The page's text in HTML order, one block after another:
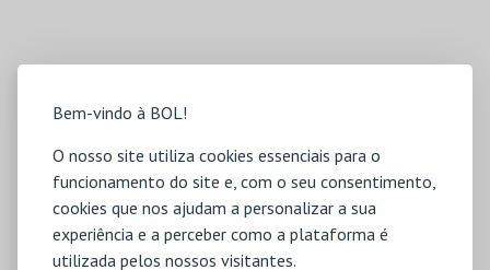
Bem-vindo à BOL!
O nosso site utiliza cookies essenciais para o
funcionamento do site e, com o seu consentimento,
cookies que nos ajudam a personalizar a sua
experiência e a perceber como a plataforma é
utilizada pelos nossos visitantes.